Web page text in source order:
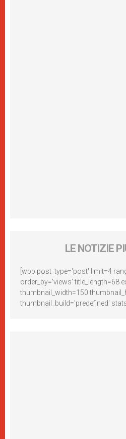
LE NOTIZIE
[wpp post_type='post' limit=4
order_by='views' title_length=68
thumbnail_width=150
thumbnail_build='predefined'